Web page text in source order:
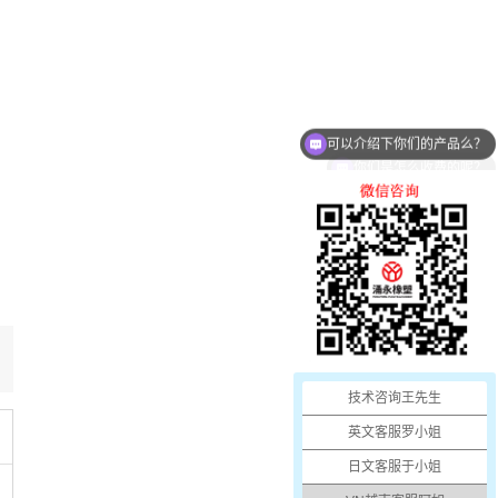
技术咨询王先生
英文客服罗小姐
日文客服于小姐
你们是怎么收费的呢？